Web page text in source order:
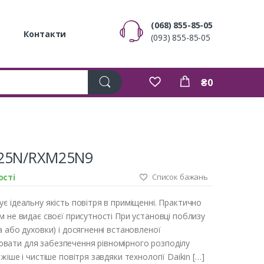
Контакти
(068) 855-85-05
(093) 855-85-05
₴0
RXM25N9
Список бажань
якість повітря в приміщенні. Практично
видає своєї присутності При установці поблизу
духовки) і досягненні встановленої
для забезпечення рівномірного розподілу
і чистіше повітря завдяки технології Daikin […]